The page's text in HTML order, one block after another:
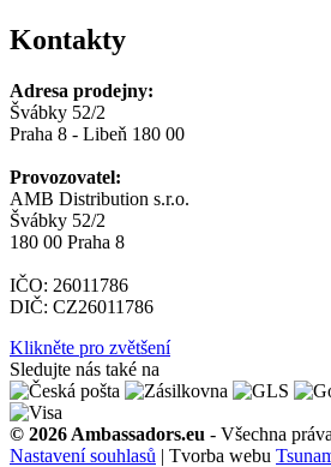
Kontakty
Adresa prodejny:
Švábky 52/2
Praha 8 - Libeň 180 00
Provozovatel:
AMB Distribution s.r.o.
Švábky 52/2
180 00 Praha 8
IČO: 26011786
DIČ: CZ26011786
Klikněte pro zvětšení
Sledujte nás také na
© 2026 Ambassadors.eu - Všechna
Nastavení souhlasů | Tvorba webu